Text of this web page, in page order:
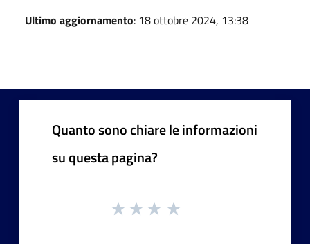
Ultimo aggiornamento: 18 ottobre 2024, 13:38
Quanto sono chiare le informazioni
su questa pagina?